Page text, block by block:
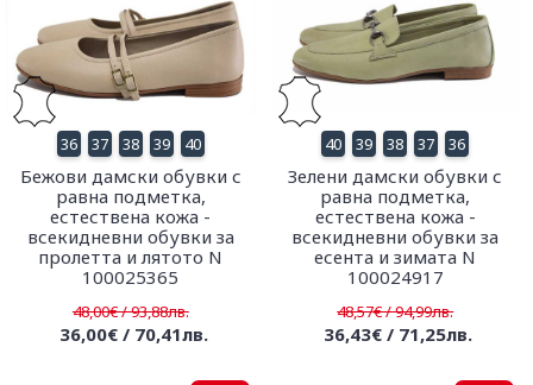
36 37 38 39 40
Бежови дамски обувки с
равна подметка,
естествена кожа -
всекидневни обувки за
пролетта и лятото N
100025365
48,00€ / 93,88лв.
36,00€ / 70,41лв.
40 39 38 37 36
Зелени дамски обувки с
равна подметка,
естествена кожа -
всекидневни обувки за
есента и зимата N
100024917
48,57€ / 94,99лв.
36,43€ / 71,25лв.